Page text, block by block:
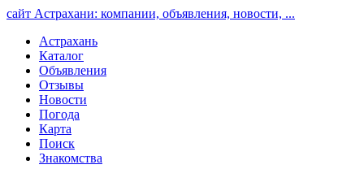
сайт Астрахани: компании, объявления, новости, ...
Астрахань
Каталог
Объявления
Отзывы
Новости
Погода
Карта
Поиск
Знакомства